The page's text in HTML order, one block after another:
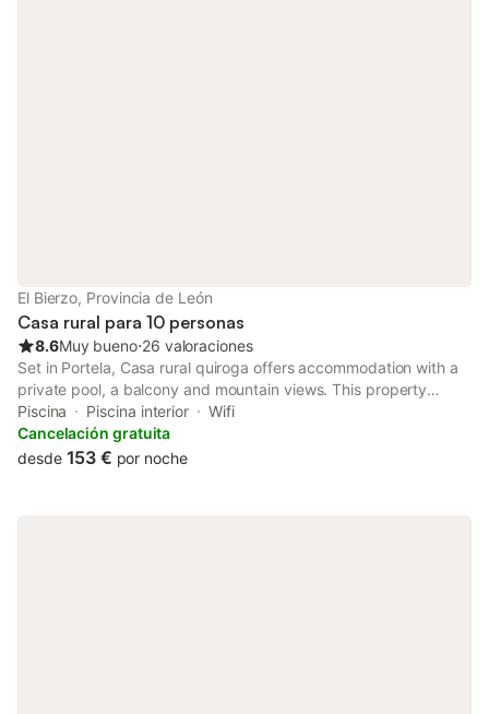
El Bierzo, Provincia de León
Casa rural para 10 personas
8.6Muy bueno⋅26 valoraciones
Set in Portela, Casa rural quiroga offers accommodation with a
private pool, a balcony and mountain views. This property
offers access to a terrace, bowling in the bowling alley, free
private parking and free WiFi.
Piscina Piscina interior
Wifi
Cancelación gratuita
desde 153 € por noche